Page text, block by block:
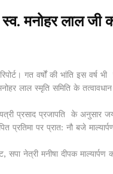
मनोहर लाल जी
गत वर्षोंं की भांति इस वर्ष
लाल स्मृति समिति के
प्रसाद प्रजापति के अनुसार
प्रतिमा पर प्रात: नौ बजे
नेत्री मनीषा दीपक माल्यार्पण